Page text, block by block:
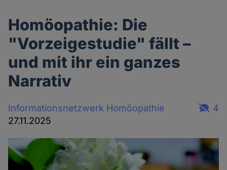
Homöopathie: Die
"Vorzeigestudie" fällt –
und mit ihr ein ganzes
Narrativ
Informationsnetzwerk Homöopathie
27.11.2025
4